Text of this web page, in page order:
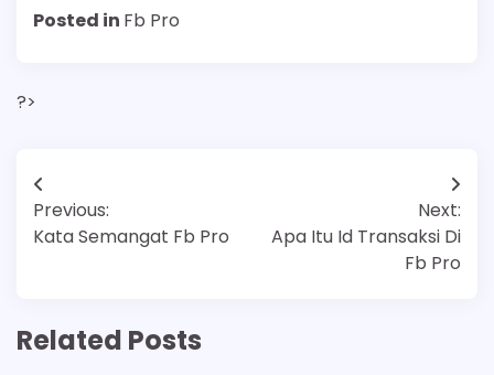
Posted in Fb Pro
?>
Post
navigation
Previous:
Kata Semangat Fb Pro
Next:
Apa Itu Id Transaksi Di
Fb Pro
Related Posts